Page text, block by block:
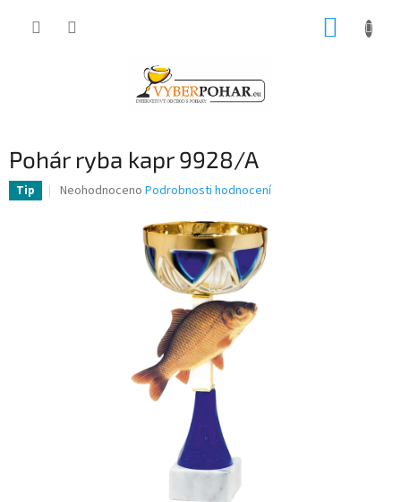
Pohár ryba kapr 9928/A
Tip
Průměrné
Neohodnoceno Podrobnosti hodnocení